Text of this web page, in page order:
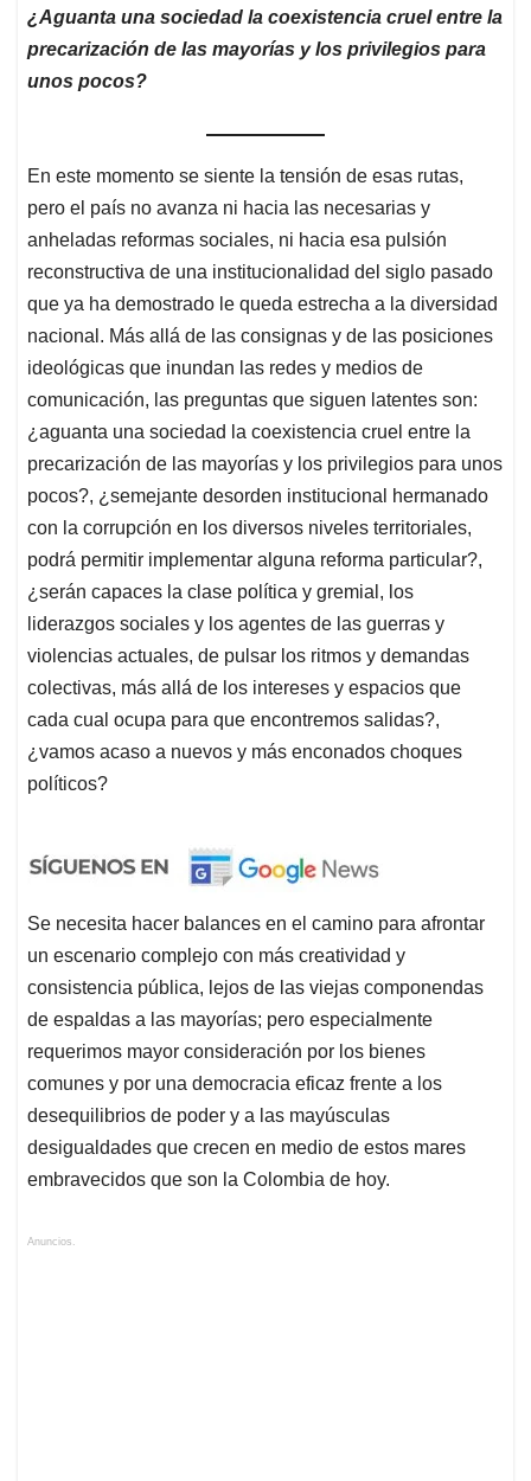
¿Aguanta una sociedad la coexistencia cruel entre la
precarización de las mayorías y los privilegios para
unos pocos?
En este momento se siente la tensión de esas rutas,
pero el país no avanza ni hacia las necesarias y
anheladas reformas sociales, ni hacia esa pulsión
reconstructiva de una institucionalidad del siglo pasado
que ya ha demostrado le queda estrecha a la diversidad
nacional. Más allá de las consignas y de las posiciones
ideológicas que inundan las redes y medios de
comunicación, las preguntas que siguen latentes son:
¿aguanta una sociedad la coexistencia cruel entre la
precarización de las mayorías y los privilegios para unos
pocos?, ¿semejante desorden institucional hermanado
con la corrupción en los diversos niveles territoriales,
podrá permitir implementar alguna reforma particular?,
¿serán capaces la clase política y gremial, los
liderazgos sociales y los agentes de las guerras y
violencias actuales, de pulsar los ritmos y demandas
colectivas, más allá de los intereses y espacios que
cada cual ocupa para que encontremos salidas?,
¿vamos acaso a nuevos y más enconados choques
políticos?
Se necesita hacer balances en el camino para afrontar
un escenario complejo con más creatividad y
consistencia pública, lejos de las viejas componendas
de espaldas a las mayorías; pero especialmente
requerimos mayor consideración por los bienes
comunes y por una democracia eficaz frente a los
desequilibrios de poder y a las mayúsculas
desigualdades que crecen en medio de estos mares
embravecidos que son la Colombia de hoy.
Anuncios.